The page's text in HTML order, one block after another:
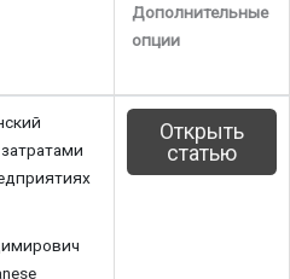
Дополнительные
опции
Открыть
статью